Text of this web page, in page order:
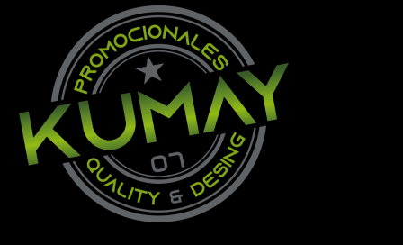
pueden
elegir
en
la
página
de
producto